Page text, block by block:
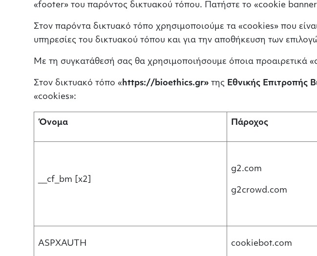
«footer» του παρόντος δικτυακού τόπου. Πατήστε το «cookie
Στον παρόντα δικτυακό τόπο χρησιμοποιούμε τα «cookies» που
υπηρεσίες του δικτυακού τόπου και για την αποθήκευση των
Με τη συγκατάθεσή σας θα χρησιμοποιήσουμε όποια προαιρετικά
Στον δικτυακό τόπο « https://bioethics.gr» της Εθνικής Επιτροπής
«cookies»:
Όνομα Πάροχος
__cf_bm [x2]
g2.com
g2crowd.com
ASPXAUTH cookiebot.com